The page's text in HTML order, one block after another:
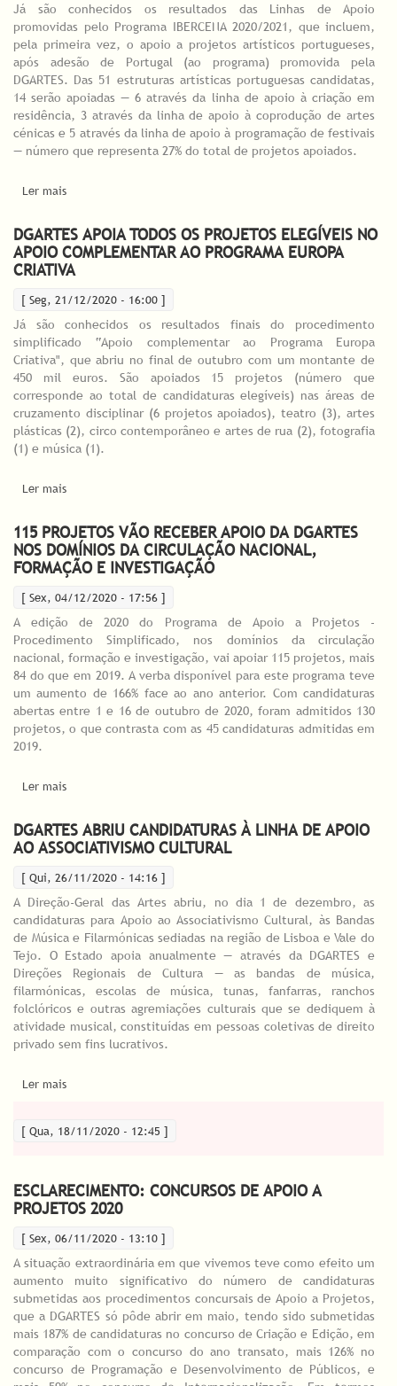
Já são conhecidos os resultados das Linhas de Apoio
promovidas pelo Programa IBERCENA 2020/2021, que incluem,
pela primeira vez, o apoio a projetos artísticos portugueses,
após adesão de Portugal (ao programa) promovida pela
DGARTES. Das 51 estruturas artísticas portuguesas candidatas,
14 serão apoiadas — 6 através da linha de apoio à criação em
residência, 3 através da linha de apoio à coprodução de artes
cénicas e 5 através da linha de apoio à programação de festivais
— número que representa 27% do total de projetos apoiados.
Ler mais
DGARTES APOIA TODOS OS PROJETOS ELEGÍVEIS NO
APOIO COMPLEMENTAR AO PROGRAMA EUROPA
CRIATIVA
[ Seg, 21/12/2020 - 16:00 ]
Já são conhecidos os resultados finais do procedimento
simplificado “Apoio complementar ao Programa Europa
Criativa", que abriu no final de outubro com um montante de
450 mil euros. São apoiados 15 projetos (número que
corresponde ao total de candidaturas elegíveis) nas áreas de
cruzamento disciplinar (6 projetos apoiados), teatro (3), artes
plásticas (2), circo contemporâneo e artes de rua (2), fotografia
(1) e música (1).
Ler mais
115 PROJETOS VÃO RECEBER APOIO DA DGARTES
NOS DOMÍNIOS DA CIRCULAÇÃO NACIONAL,
FORMAÇÃO E INVESTIGAÇÃO
[ Sex, 04/12/2020 - 17:56 ]
A edição de 2020 do Programa de Apoio a Projetos -
Procedimento Simplificado, nos domínios da circulação
nacional, formação e investigação, vai apoiar 115 projetos, mais
84 do que em 2019. A verba disponível para este programa teve
um aumento de 166% face ao ano anterior. Com candidaturas
abertas entre 1 e 16 de outubro de 2020, foram admitidos 130
projetos, o que contrasta com as 45 candidaturas admitidas em
2019.
Ler mais
INVESTIGAÇÃO
DGARTES ABRIU CANDIDATURAS À LINHA DE APOIO
AO ASSOCIATIVISMO CULTURAL
[ Qui, 26/11/2020 - 14:16 ]
A Direção-Geral das Artes abriu, no dia 1 de dezembro, as
candidaturas para Apoio ao Associativismo Cultural, às Bandas
de Música e Filarmónicas sediadas na região de Lisboa e Vale do
Tejo. O Estado apoia anualmente — através da DGARTES e
Direções Regionais de Cultura — as bandas de música,
filarmónicas, escolas de música, tunas, fanfarras, ranchos
folclóricos e outras agremiações culturais que se dediquem à
atividade musical, constituídas em pessoas coletivas de direito
privado sem fins lucrativos.
Ler mais
[ Qua, 18/11/2020 - 12:45 ]
ESCLARECIMENTO: CONCURSOS DE APOIO A
PROJETOS 2020
[ Sex, 06/11/2020 - 13:10 ]
A situação extraordinária em que vivemos teve como efeito um
aumento muito significativo do número de candidaturas
submetidas aos procedimentos concursais de Apoio a Projetos,
que a DGARTES só pôde abrir em maio, tendo sido submetidas
mais 187% de candidaturas no concurso de Criação e Edição, em
comparação com o concurso do ano transato, mais 126% no
concurso de Programação e Desenvolvimento de Públicos, e